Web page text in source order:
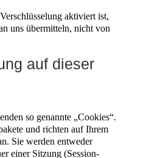
aktiviert ist,
uns übermitteln, nicht von
auf dieser
so genannte „Cookies“.
und richten auf Ihrem
Sie werden entweder
einer Sitzung (Session-